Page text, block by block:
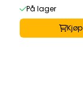
På lager
Kjøp